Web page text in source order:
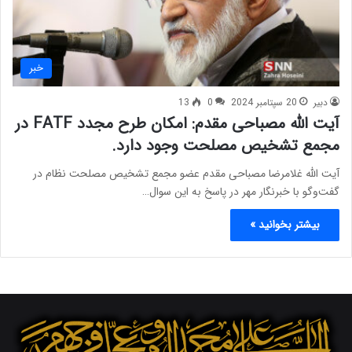
خبر
دبیر 20 سپتامبر 2024 0
13
آیت الله مصباحی مقدم: امکان طرح مجدد FATF در
مجمع تشخیص مصلحت وجود دارد.
آیت الله غلامرضا مصباحی مقدم عضو مجمع تشخیص مصلحت نظام در
گفت‌وگو با خبرنگار مهر در پاسخ به این سوال…
بیشتر بخوانید »